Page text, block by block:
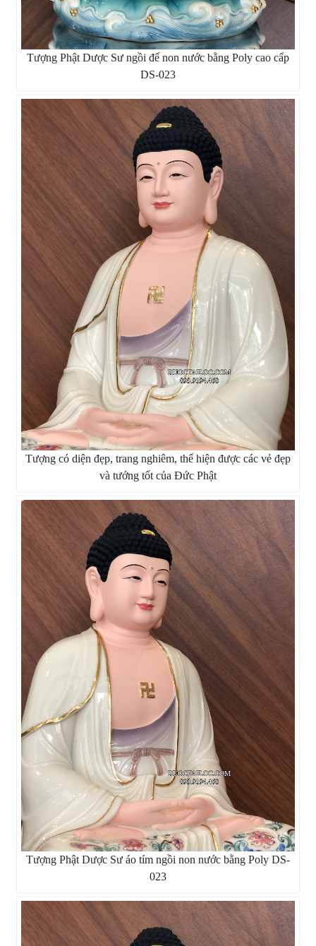
Tượng Phật Dược Sư ngồi đế non nước bằng Poly cao cấp
DS-023
Tượng có diện đẹp, trang nghiêm, thể hiện được các vẻ đẹp
và tướng tốt của Đức Phật
Tượng Phật Dược Sư áo tím ngồi non nước bằng Poly DS-
023